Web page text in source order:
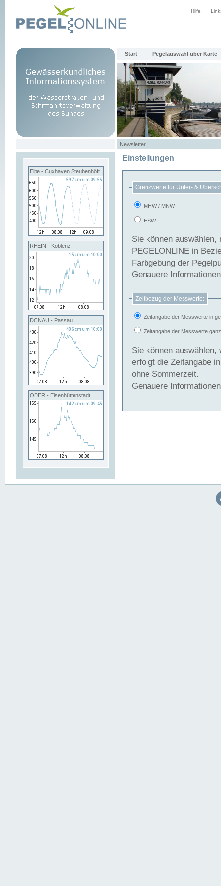
Hilfe
Start Pegelauswahl über Karte
Newsletter
Elbe - Cuxhaven Steubenhöft
RHEIN - Koblenz
DONAU - Passau
ODER - Eisenhüttenstadt
Einstellungen
Grenzwerte für Unter- &
MHW / MNW
HSW
Sie können
PEGELONLINE in Beziehung
Farbgebung der
Genauere
Zeitbezug der Messwerte:
Zeitangabe der Messwerte in
Zeitangabe der Messwerte
Sie können auswählen,
erfolgt die Zeitangabe
ohne Sommerzeit.
Genauere